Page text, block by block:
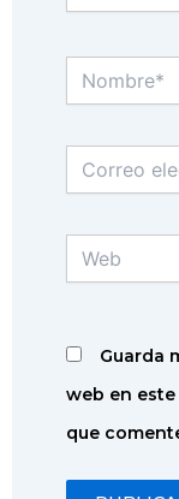
Nombre*
Correo
electrónico*
Web
Guarda
web en
que